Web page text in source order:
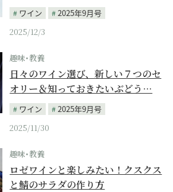
ワイン
2025年9月号
2025/12/3
趣味･教養
日々のワイン選び、新しい７つのセ
オリー＆知っておきたいぶどう…
ワイン
2025年9月号
2025/11/30
趣味･教養
ロゼワインと楽しみたい！クスクス
と鯖のサラダの作り方